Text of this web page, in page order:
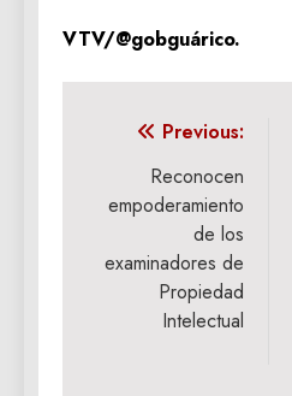
VTV/@gobguárico.
Navegación
entradas
Previous:
Reconocen
empoderamiento
de los
examinadores de
Propiedad
Intelectual